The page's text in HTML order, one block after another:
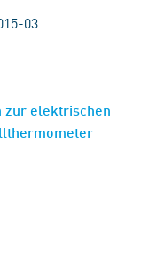
03
zur elektrischen